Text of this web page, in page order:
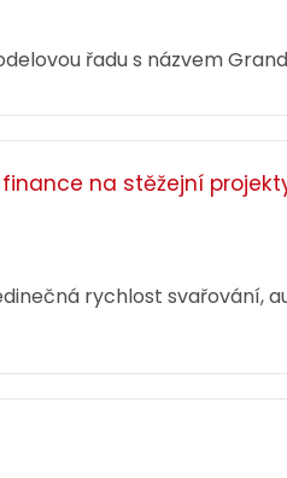
2m
Patch kabel
LSOH plášť.
řadu s názvem
na stěžejní
rychlost svařování,